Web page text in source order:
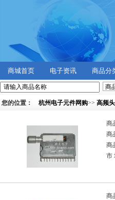
商城首页 电子资讯 商品分
您的位置： 杭州电子元件网购>> 高频
商
商
商
市
商